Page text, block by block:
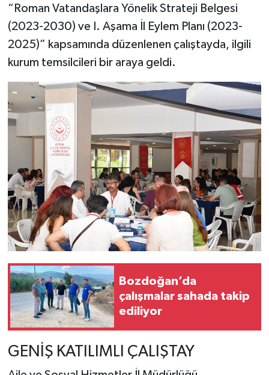
“Roman Vatandaşlara Yönelik Strateji Belgesi
(2023-2030) ve I. Aşama İl Eylem Planı (2023-
2025)” kapsamında düzenlenen çalıştayda, ilgili
kurum temsilcileri bir araya geldi.
Bozdoğan’da
çalışmalar sahada takip
ediliyor
GENİŞ KATILIMLI ÇALIŞTAY